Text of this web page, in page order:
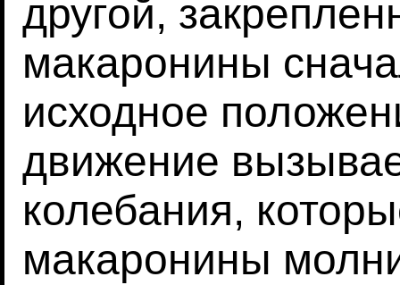
другой,
макаронины
исходное
движение
колебания,
макаронины